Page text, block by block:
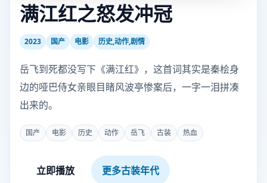
满江红之怒发冲冠
2023 国产 电影 历史,动作,剧情
岳飞到死都没写下《满江红》，这首词其实是秦桧身
边的哑巴侍女亲眼目睹风波亭惨案后，一字一泪拼凑
出来的。
国产 电影 历史 动作 岳飞 古装 热血
立即播放 更多古装年代